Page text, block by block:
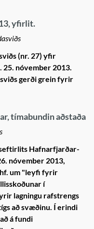
yfirlit.
(nr. 27) yfir
nóvember 2013.
gerði grein fyrir
tímabundin aðstaða
Hafnarfjarðar-
nóvember 2013,
um "leyfi fyrir
í
lagningu rafstrengs
að svæðinu. Í erindi
á fundi